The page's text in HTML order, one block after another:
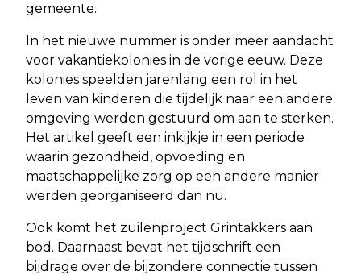
gemeente.
In het nieuwe nummer is onder meer aandacht
voor vakantiekolonies in de vorige eeuw. Deze
kolonies speelden jarenlang een rol in het
leven van kinderen die tijdelijk naar een andere
omgeving werden gestuurd om aan te sterken.
Het artikel geeft een inkijkje in een periode
waarin gezondheid, opvoeding en
maatschappelijke zorg op een andere manier
werden georganiseerd dan nu.
Ook komt het zuilenproject Grintakkers aan
bod. Daarnaast bevat het tijdschrift een
bijdrage over de bijzondere connectie tussen